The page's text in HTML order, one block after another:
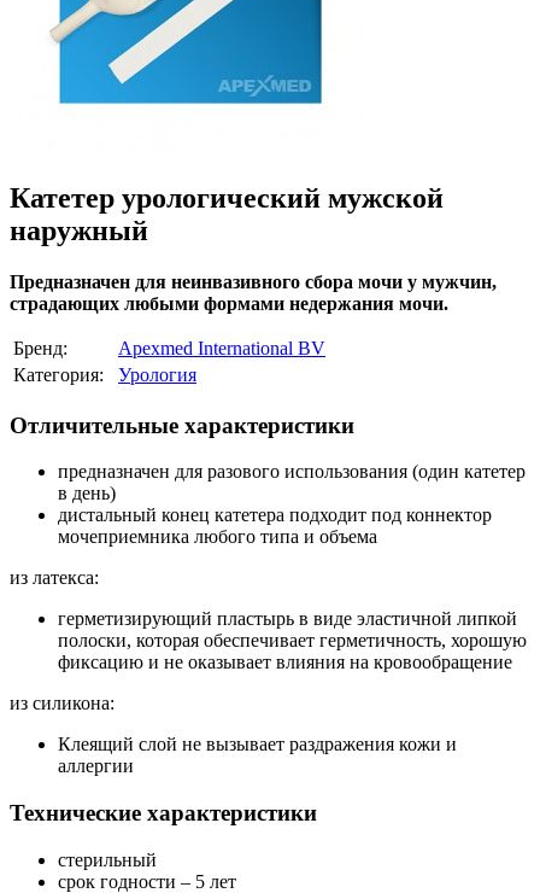
Катетер урологический мужской
наружный
Предназначен для неинвазивного сбора мочи у мужчин,
страдающих любыми формами недержания мочи.
Бренд:
Apexmed International BV
Категория:
Урология
Отличительные характеристики
предназначен для разового использования (один катетер
в день)
дистальный конец катетера подходит под коннектор
мочеприемника любого типа и объема
из латекса:
герметизирующий пластырь в виде эластичной липкой
полоски, которая обеспечивает герметичность, хорошую
фиксацию и не оказывает влияния на кровообращение
из силикона:
Клеящий слой не вызывает раздражения кожи и
аллергии
Технические характеристики
стерильный
срок годности – 5 лет